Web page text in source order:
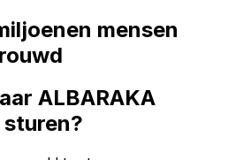
mensen
ALBARAKA
sturen?